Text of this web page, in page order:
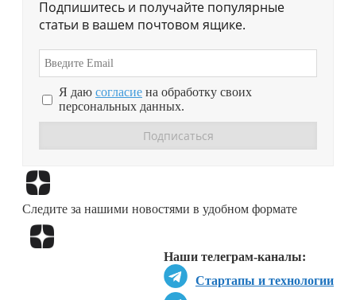
Подпишитесь и получайте популярные
статьи в вашем почтовом ящике.
Я даю согласие на обработку своих
персональных данных.
Следите за нашими новостями в удобном формате
Наши телеграм-каналы:
Стартапы и технологии